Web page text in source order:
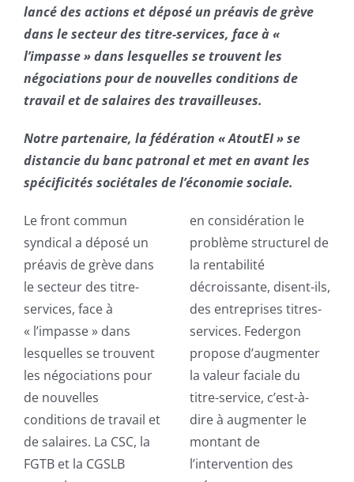
lancé des actions et déposé un préavis de grève
dans le secteur des titre-services, face à «
l’impasse » dans lesquelles se trouvent les
négociations pour de nouvelles conditions de
travail et de salaires des travailleuses.
Notre partenaire, la fédération « AtoutEI » se
distancie du banc patronal et met en avant les
spécificités sociétales de l’économie sociale.
Le front commun
syndical a déposé un
préavis de grève dans
le secteur des titre-
services, face à
« l’impasse » dans
lesquelles se trouvent
les négociations pour
de nouvelles
conditions de travail et
de salaires. La CSC, la
FGTB et la CGSLB
en considération le
problème structurel de
la rentabilité
décroissante, disent-ils,
des entreprises titres-
services. Federgon
propose d’augmenter
la valeur faciale du
titre-service, c’est-à-
dire à augmenter le
montant de
l’intervention des